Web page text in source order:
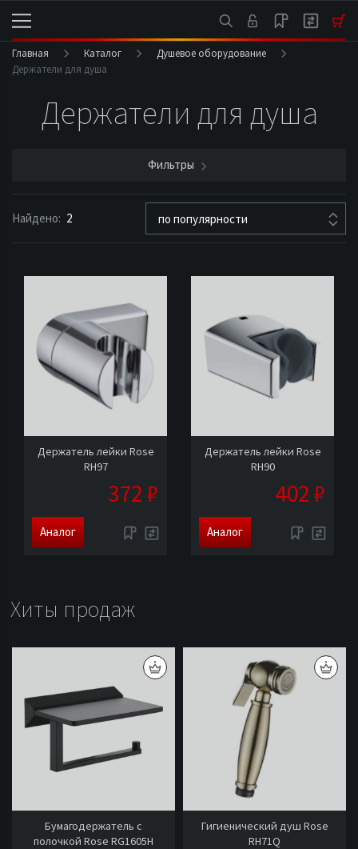
Главная Каталог
Душевое оборудование
Держатели для душа
Держатели для душа
Фильтры
Найдено: 2 по популярности
Держатель лейки Rose
RH97
372 ₽
Аналог
Держатель лейки Rose
RH90
402 ₽
Аналог
Хиты продаж
Бумагодержатель с
полочкой Rose RG1605H
Гигиенический душ Rose
RH71Q